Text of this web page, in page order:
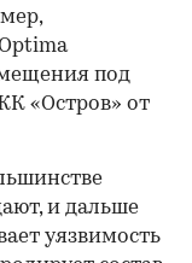
под
«Остров» от
и дальше
уязвимость